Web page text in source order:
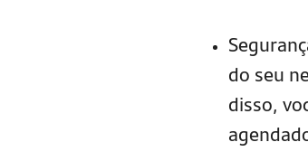
do seu
disso,